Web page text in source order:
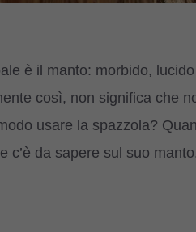
è il manto: morbido, lucido
così, non significa che
usare la spazzola?
c’è da sapere sul suo